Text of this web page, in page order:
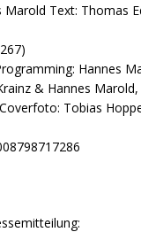
Marold Text: Thomas
Hannes
& Hannes
Tobias